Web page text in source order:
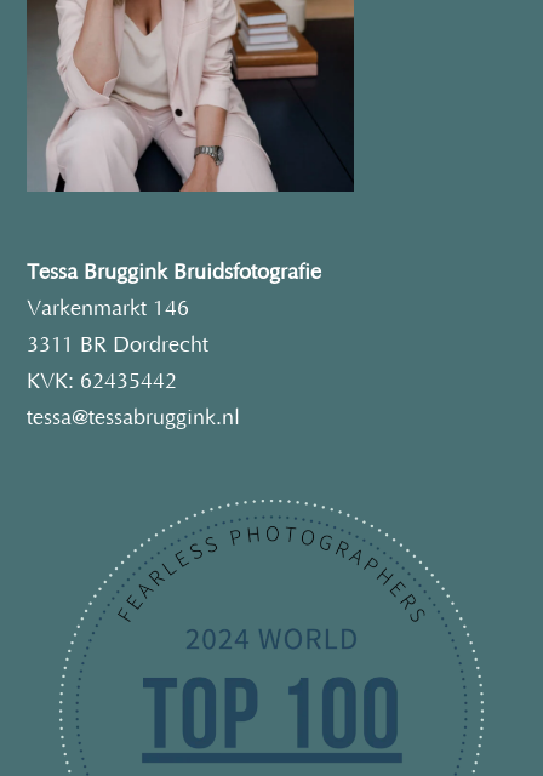
Tessa Bruggink Bruidsfotografie
Varkenmarkt 146
3311 BR Dordrecht
KVK: 62435442
tessa@tessabruggink.nl